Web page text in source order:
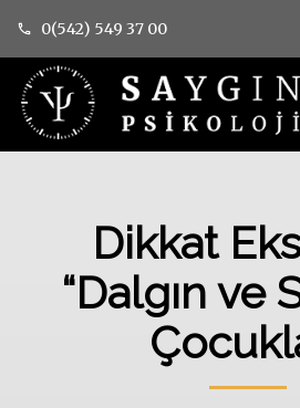
0(542) 549 37 00
Dikkat
“Dalgın ve